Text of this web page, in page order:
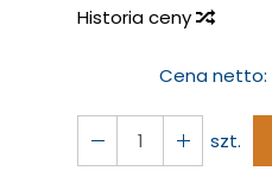
Historia ceny
Cena netto:
szt.